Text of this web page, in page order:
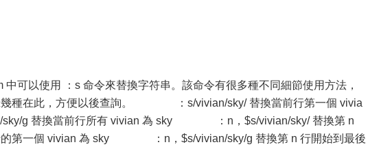
可以使用 ：s 命令來替換字符串。該命令有很多種不同細節使用方法，
幾種在此，方便以後查詢。 ：s/vivian/sky/ 替換當前行第一個 vivia
替換當前行所有 vivian 為 sky ：n，$s/vivian/sky/ 替換第 n
的第一個 vivian 為 sky ：n，$s/vivian/sky/g 替換第 n 行開始到最後